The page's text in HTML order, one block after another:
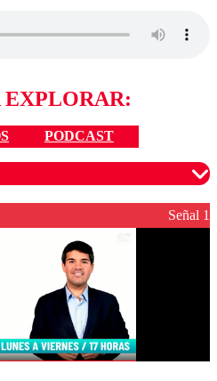
EXPLORAR:
PODCAST
para garantizar un
respetuoso.
Señal 1